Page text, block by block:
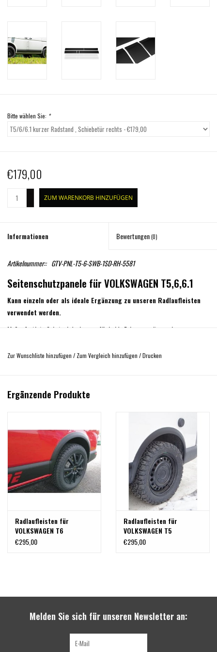
Bitte wählen Sie: *
€179,00
ZUM WARENKORB HINZUFÜGEN
Informationen Bewertungen(0)
Artikelnummer:: GTV-PNL-T5-6-SWB-1SD-RH-5581
Seitenschutzpanele für VOLKSWAGEN T5,6,6.1
Kann einzeln oder als ideale Ergänzung zu unseren Radlaufleisten
verwendet werden.
Maßgefertigte Schutzabdeckungen für beide Fahrzeugseiten, schwarz,
Lieferung inkl. Montageanleitung sowie doppelseitigem 3M-Klebeband für eine
bestellen.
Bitte beachten Sie die unterschiedlichen Varianten und wählen Sie die richtige
Version für Ihr Fahrzeug aus !
Zur Wunschliste hinzufügen / Zum Vergleich hinzufügen /Drucken
Ergänzende Produkte
Radlaufleisten für
VOLKSWAGEN T6
€295,00
Radlaufleisten für
VOLKSWAGEN T5
€295,00
Melden Sie sich für unseren Newsletter an: